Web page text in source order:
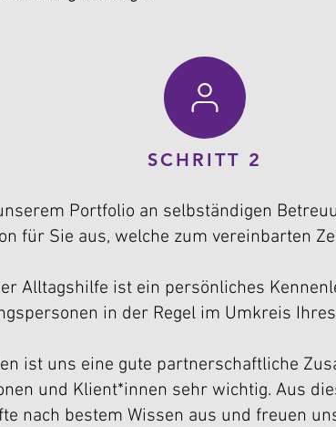
SCHRITT 2
Portfolio an selbständigen
für Sie aus, welche zum vereinbarten
Alltagshilfe ist ein persönliches
in der Regel im Umkreis
ist uns eine gute partnerschaftliche
und Klient*innen sehr wichtig. Aus
nach bestem Wissen aus und freuen